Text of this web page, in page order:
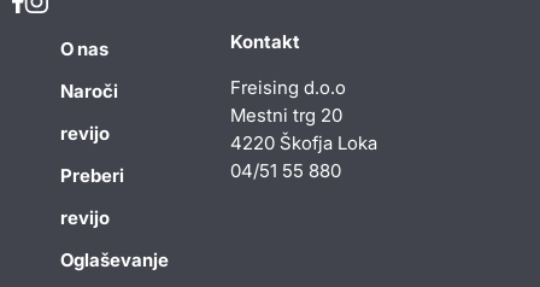
O nas
Naroči
revijo
Preberi
revijo
Oglaševanje
Kontakt
Freising d.o.o
Mestni trg 20
4220 Škofja Loka
04/51 55 880